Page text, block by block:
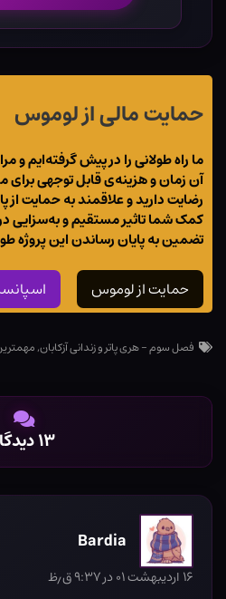
حمایت مالی از لوموس
ما راه طولانی را در پیش گرفته‌ایم و
آن زمان و هزینه‌ی قابل توجهی برای
رضایت دارید و علاقمند به حمایت
کمک شما تاثیر مستقیم و به‌سزایی
تضمین به پایان رساندن این پروژه
حمایت از لوموس
فصل سوم - هری پاتر و زندانی آزکابان,
۱۳ دیدگاه
Bardia
۱۶ اردیبهشت ۰۱ در ۹:۳۷ ق٫ظ